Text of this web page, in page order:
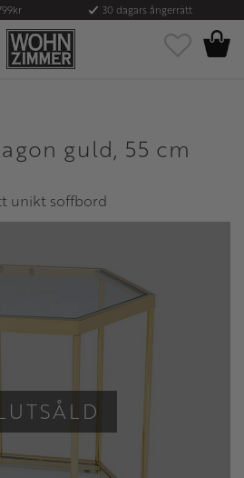
30 dagars ångerrätt
Favoriter
guld, 55 cm
unikt soffbord